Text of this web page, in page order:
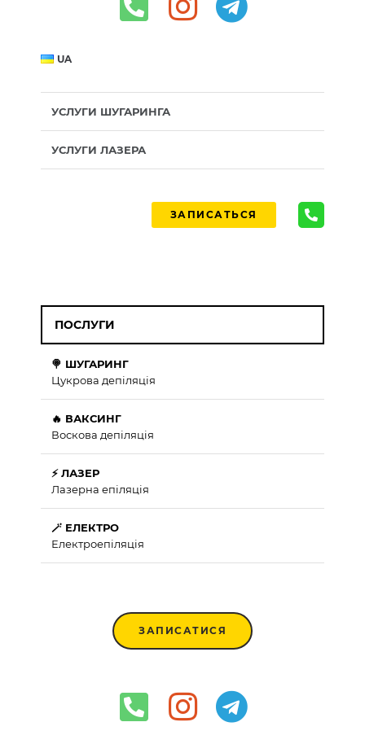
UA
УСЛУГИ ШУГАРИНГА
УСЛУГИ ЛАЗЕРА
ЗАПИСАТЬСЯ
ПОСЛУГИ
🍭 ШУГАРИНГ
Цукрова депіляція
🔥 ВАКСИНГ
Воскова депіляція
⚡ ЛАЗЕР
Лазерна епіляція
🪄 ЕЛЕКТРО
Електроепіляція
ЗАПИСАТИСЯ